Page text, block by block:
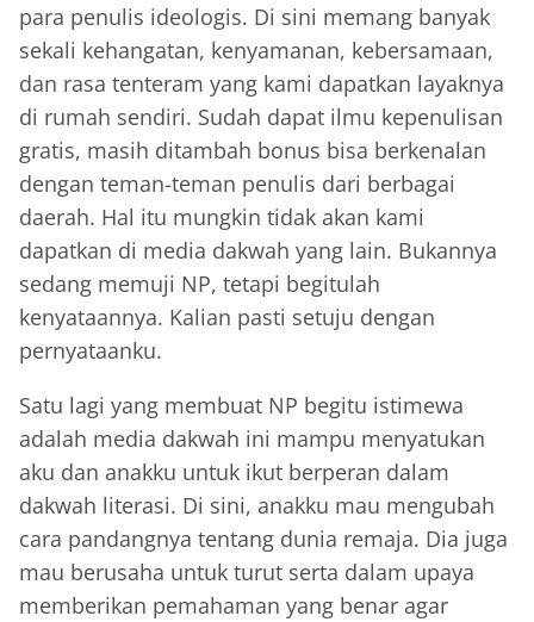
para penulis ideologis. Di sini memang banyak
sekali kehangatan, kenyamanan, kebersamaan,
dan rasa tenteram yang kami dapatkan layaknya
di rumah sendiri. Sudah dapat ilmu kepenulisan
gratis, masih ditambah bonus bisa berkenalan
dengan teman-teman penulis dari berbagai
daerah. Hal itu mungkin tidak akan kami
dapatkan di media dakwah yang lain. Bukannya
sedang memuji NP, tetapi begitulah
kenyataannya. Kalian pasti setuju dengan
pernyataanku.
Satu lagi yang membuat NP begitu istimewa
adalah media dakwah ini mampu menyatukan
aku dan anakku untuk ikut berperan dalam
dakwah literasi. Di sini, anakku mau mengubah
cara pandangnya tentang dunia remaja. Dia juga
mau berusaha untuk turut serta dalam upaya
memberikan pemahaman yang benar agar